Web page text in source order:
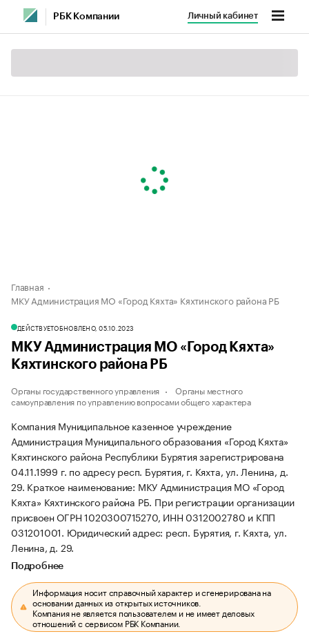
РБК Компании Личный кабинет
Главная
МКУ Администрация МО «Город Кяхта» Кяхтинского района РБ
ДЕЙСТВУЕТОБНОВЛЕНО, 05.10.2023
МКУ Администрация МО «Город Кяхта»
Кяхтинского района РБ
Органы государственного управления
Органы местного
самоуправления по управлению вопросами общего характера
Компания Муниципальное казенное учреждение
Администрация Муниципального образования «Город Кяхта»
Кяхтинского района Республики Бурятия зарегистрирована
04.11.1999 г. по адресу респ. Бурятия, г. Кяхта, ул. Ленина, д.
29. Краткое наименование: МКУ Администрация МО «Город
Кяхта» Кяхтинского района РБ. При регистрации организации
присвоен ОГРН 1020300715270, ИНН 0312002780 и КПП
031201001. Юридический адрес: респ. Бурятия, г. Кяхта, ул.
Ленина, д. 29.
Подробнее
Информация носит справочный характер и сгенерирована на
основании данных из открытых источников.
Компания не является пользователем и не имеет деловых
отношений с сервисом РБК Компании.